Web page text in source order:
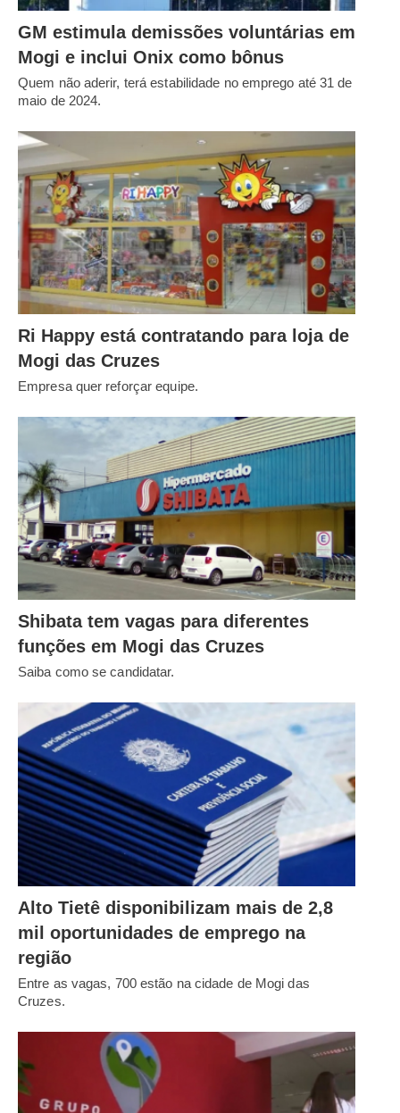
GM estimula demissões voluntárias em
Mogi e inclui Onix como bônus
Quem não aderir, terá estabilidade no emprego até 31 de
maio de 2024.
Ri Happy está contratando para loja de
Mogi das Cruzes
Empresa quer reforçar equipe.
Shibata tem vagas para diferentes
funções em Mogi das Cruzes
Saiba como se candidatar.
Alto Tietê disponibilizam mais de 2,8
mil oportunidades de emprego na
região
Entre as vagas, 700 estão na cidade de Mogi das
Cruzes.